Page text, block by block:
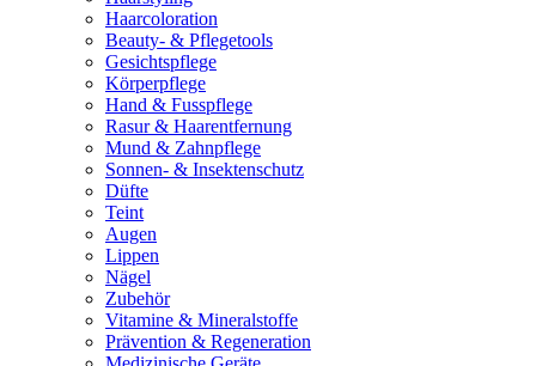
Haarcoloration
Beauty- & Pflegetools
Gesichtspflege
Körperpflege
Hand & Fusspflege
Rasur & Haarentfernung
Mund & Zahnpflege
Sonnen- & Insektenschutz
Düfte
Teint
Augen
Lippen
Nägel
Zubehör
Vitamine & Mineralstoffe
Prävention & Regeneration